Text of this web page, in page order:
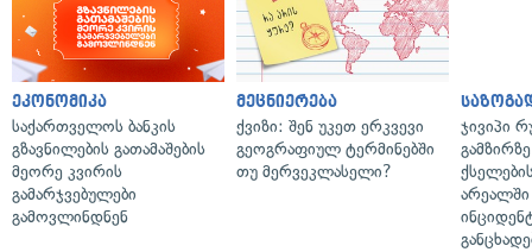
ეკონომიკა
საქართველოს ბანკის
გზავნილების გათამაშების
მეორე კვირის
გამარჯვებულები
გამოვლინდნენ
მეცნიერება
ქვიზი: შენ უკეთ ერკვევი
გეოგრაფიულ ტერმინებში
თუ მერვეკლასელი?
ჯივიპი